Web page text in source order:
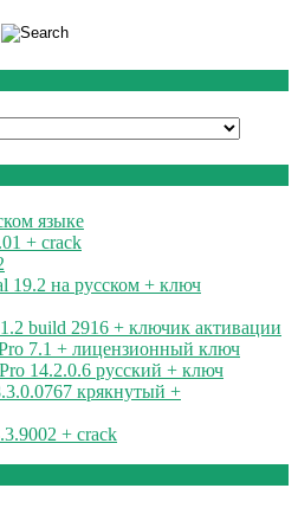
языке
+ crack
19.2 на русском + ключ
build 2916 + ключик активации
7.1 + лицензионный ключ
14.2.0.6 русский + ключ
крякнутый +
+ crack